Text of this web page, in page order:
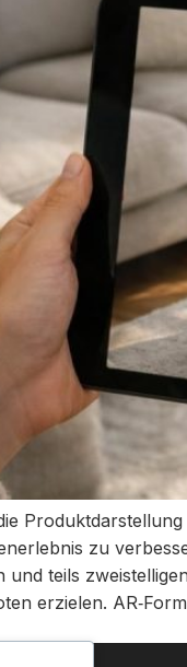
zu
teils
erzielen.